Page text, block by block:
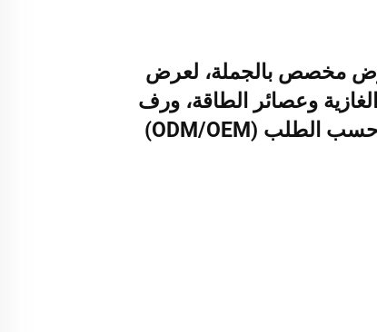
مخصص بالجملة، لعرض
وعصائر الطاقة، ورف